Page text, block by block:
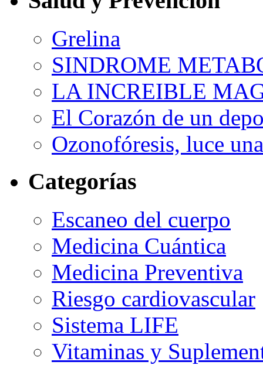
Grelina
SINDROME
LA INCREIBLE
El Corazón de un
Ozonofóresis, luce
Categorías
Escaneo del cuerpo
Medicina Cuántica
Medicina Preventiva
Riesgo cardiovascular
Sistema LIFE
Vitaminas y